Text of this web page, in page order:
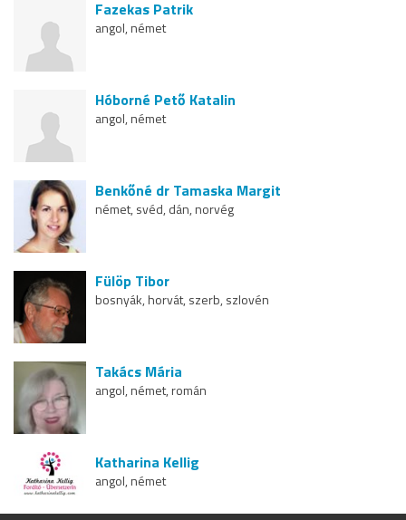
Fazekas Patrik
angol, német
Hóborné Pető Katalin
angol, német
Benkőné dr Tamaska Margit
német, svéd, dán, norvég
Fülöp Tibor
bosnyák, horvát, szerb, szlovén
Takács Mária
angol, német, román
Katharina Kellig
angol, német